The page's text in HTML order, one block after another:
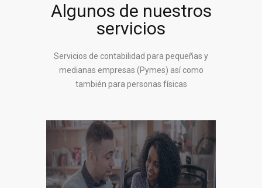
Algunos de nuestros
servicios
Servicios de contabilidad para pequeñas y
medianas empresas (Pymes) así como
también para personas físicas